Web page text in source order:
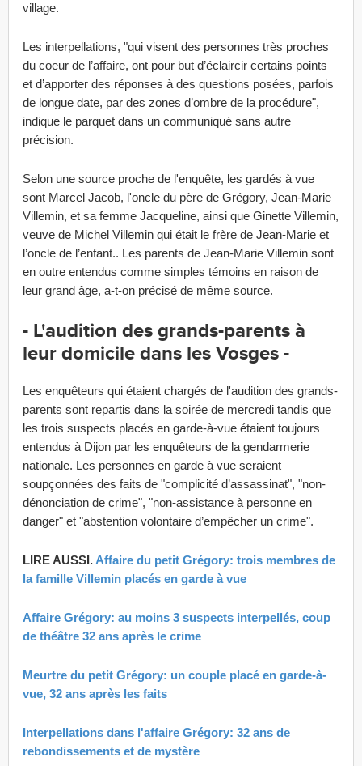
village.
Les interpellations, "qui visent des personnes très proches
du coeur de l’affaire, ont pour but d’éclaircir certains points
et d’apporter des réponses à des questions posées, parfois
de longue date, par des zones d’ombre de la procédure",
indique le parquet dans un communiqué sans autre
précision.
Selon une source proche de l'enquête, les gardés à vue
sont Marcel Jacob, l'oncle du père de Grégory, Jean-Marie
Villemin, et sa femme Jacqueline, ainsi que Ginette Villemin,
veuve de Michel Villemin qui était le frère de Jean-Marie et
l’oncle de l’enfant.. Les parents de Jean-Marie Villemin sont
en outre entendus comme simples témoins en raison de
leur grand âge, a-t-on précisé de même source.
- L'audition des grands-parents à
leur domicile dans les Vosges -
Les enquêteurs qui étaient chargés de l'audition des grands-
parents sont repartis dans la soirée de mercredi tandis que
les trois suspects placés en garde-à-vue étaient toujours
entendus à Dijon par les enquêteurs de la gendarmerie
nationale. Les personnes en garde à vue seraient
soupçonnées des faits de "complicité d’assassinat", "non-
dénonciation de crime", "non-assistance à personne en
danger" et "abstention volontaire d’empêcher un crime".
LIRE AUSSI. Affaire du petit Grégory: trois membres de
la famille Villemin placés en garde à vue
Affaire Grégory: au moins 3 suspects interpellés, coup
de théâtre 32 ans après le crime
Meurtre du petit Grégory: un couple placé en garde-à-
vue, 32 ans après les faits
Interpellations dans l'affaire Grégory: 32 ans de
rebondissements et de mystère​